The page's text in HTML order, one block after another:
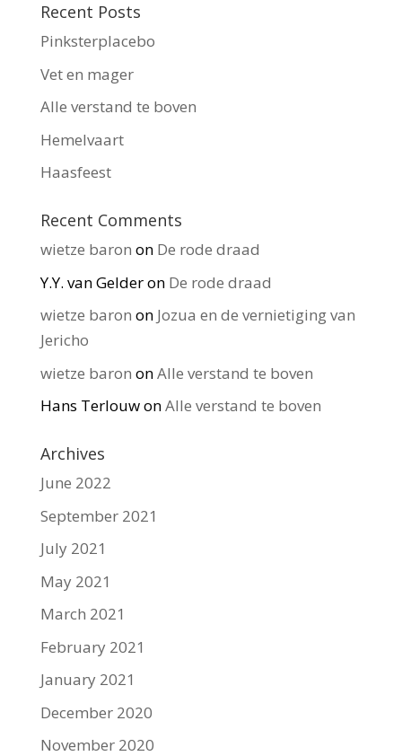
Recent Posts
Pinksterplacebo
Vet en mager
Alle verstand te boven
Hemelvaart
Haasfeest
Recent Comments
wietze baron on De rode draad
Y.Y. van Gelderon De rode draad
wietze baron on Jozua en de vernietiging van
Jericho
wietze baron onAlle verstand te boven
Hans TerlouwonAlle verstand te boven
Archives
June 2022
September 2021
July 2021
May 2021
March 2021
February 2021
January 2021
December 2020
November 2020